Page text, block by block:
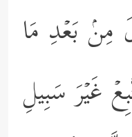
مِنۢ بَعۡدِ مَا
غَیۡرَ سَبِیلِ